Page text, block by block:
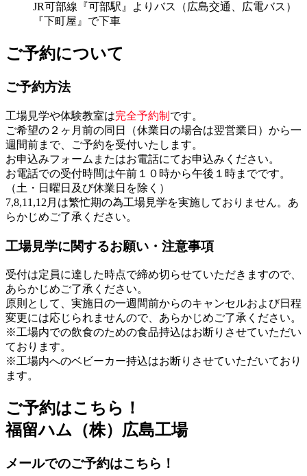
JR可部線『可部駅』よりバス（広島交通、広電バス）
『下町屋』で下車
ご予約について
ご予約方法
工場見学や体験教室は完全予約制 です。
ご希望の２ヶ月前の同日（休業日の場合は翌営業日）から一
週間前まで、ご予約を受付いたします。
お申込みフォームまたはお電話にてお申込みください。
お電話での受付時間は午前１０時から午後１時までです。
（土・日曜日及び休業日を除く）
7,8,11,12月は繁忙期の為工場見学を実施しておりません。あ
らかじめご了承ください。
工場見学に関するお願い・注意事項
受付は定員に達した時点で締め切らせていただきますので、
あらかじめご了承ください。
原則として、実施日の一週間前からのキャンセルおよび日程
変更には応じられませんので、あらかじめご了承ください。
※工場内での飲食のための食品持込はお断りさせていただい
ております。
※工場内へのベビーカー持込はお断りさせていただいており
ます。
ご予約はこちら！
福留ハム（株）広島工場
メールでのご予約はこちら！